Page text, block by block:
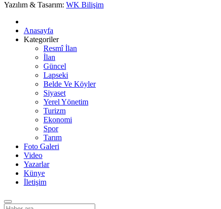
Yazılım & Tasarım: WK Bilişim
Anasayfa
Kategoriler
Resmî İlan
İlan
Güncel
Lapseki
Belde Ve Köyler
Siyaset
Yerel Yönetim
Turizm
Ekonomi
Spor
Tarım
Foto Galeri
Video
Yazarlar
Künye
İletişim